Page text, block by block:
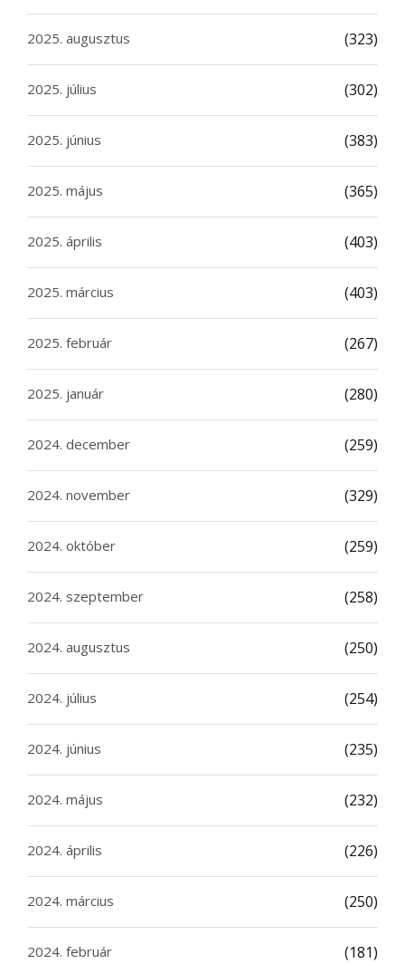
2025. augusztus (323)
2025. július (302)
2025. június (383)
2025. május (365)
2025. április (403)
2025. március (403)
2025. február (267)
2025. január (280)
2024. december (259)
2024. november (329)
2024. október (259)
2024. szeptember (258)
2024. augusztus (250)
2024. július (254)
2024. június (235)
2024. május (232)
2024. április (226)
2024. március (250)
2024. február (181)